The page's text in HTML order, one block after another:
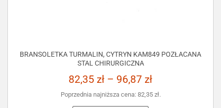
BRANSOLETKA TURMALIN, CYTRYN KAM849 POZŁACANA
STAL CHIRURGICZNA
82,35 zł – 96,87 zł
Poprzednia najniższa cena: 82,35 zł.